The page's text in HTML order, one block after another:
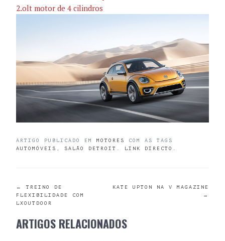
2.olt motor de 4 cilindros
ARTIGO PUBLICADO EM MOTORES
COM AS TAGS
AUTOMÓVEIS
SALÃO DETROIT LINK DIRECTO
POST
NAVIGATION
←
TREINO DE
FLEXIBILIDADE COM
LXOUTDOOR
KATE UPTON NA V MAGAZINE
→
ARTIGOS RELACIONADOS